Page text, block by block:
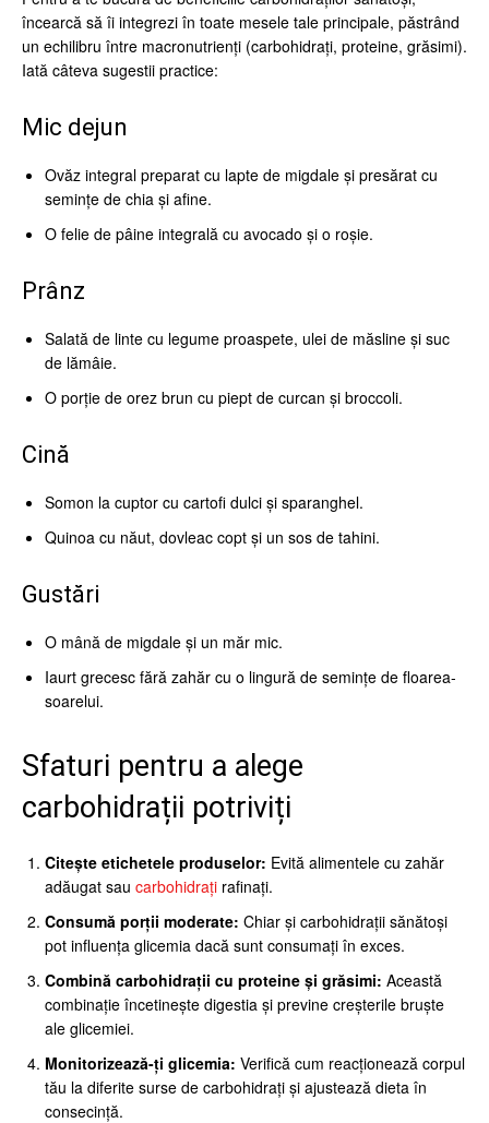
încearcă să îi integrezi în toate mesele tale principale, păstrând
un echilibru între macronutrienți (carbohidrați, proteine, grăsimi).
Iată câteva sugestii practice:
Mic dejun
Ovăz integral preparat cu lapte de migdale și presărat cu
semințe de chia și afine.
O felie de pâine integrală cu avocado și o roșie.
Prânz
Salată de linte cu legume proaspete, ulei de măsline și suc
de lămâie.
O porție de orez brun cu piept de curcan și broccoli.
Cină
Somon la cuptor cu cartofi dulci și sparanghel.
Quinoa cu năut, dovleac copt și un sos de tahini.
Gustări
O mână de migdale și un măr mic.
Iaurt grecesc fără zahăr cu o lingură de semințe de floarea-
soarelui.
Sfaturi pentru a alege
carbohidrații potriviți
Citește etichetele produselor: Evită alimentele cu zahăr
adăugat sau carbohidrați rafinați.
Consumă porții moderate: Chiar și carbohidrații sănătoși
pot influența glicemia dacă sunt consumați în exces.
Combină carbohidrații cu proteine și grăsimi: Această
combinație încetinește digestia și previne creșterile bruște
ale glicemiei.
Monitorizează-ți glicemia: Verifică cum reacționează corpul
tău la diferite surse de carbohidrați și ajustează dieta în
consecință.